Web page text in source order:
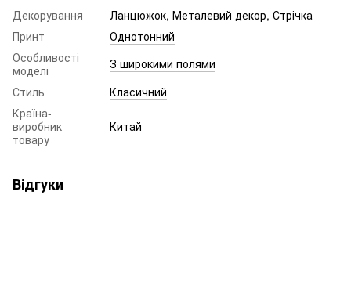
Декорування
Ланцюжок, Металевий декор, Стрічка
Принт
Однотонний
Особливості
моделі
З широкими полями
Стиль
Класичний
Країна-
виробник
товару
Китай
Відгуки